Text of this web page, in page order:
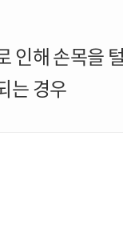
인해 손목을
는 경우